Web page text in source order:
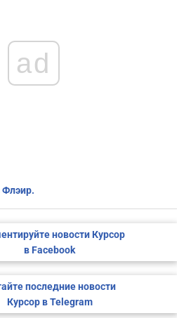
ad
новости Курсор
в Facebook
последние новости
Курсор в Telegram